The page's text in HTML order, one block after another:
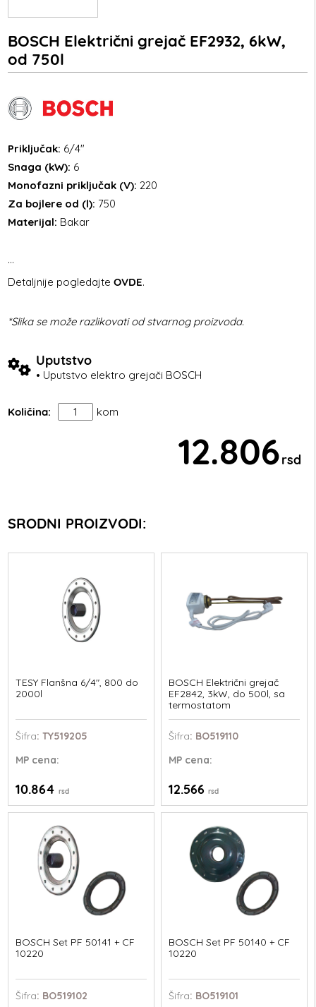
BOSCH Električni grejač EF2932, 6kW,
od 750l
Priključak: 6/4"
Snaga (kW): 6
Monofazni priključak (V): 220
Za bojlere od (l): 750
Materijal: Bakar
...
Detaljnije pogledajteOVDE.
*Slika se može razlikovati od stvarnog proizvoda.
Uputstvo
• Uputstvo elektro grejači BOSCH
Količina: kom
12.806rsd
SRODNI PROIZVODI:
TESY Flanšna 6/4", 800 do
2000l
Šifra: TY519205
MP cena:
10.864rsd
BOSCH Električni grejač
EF2842, 3kW, do 500l, sa
termostatom
Šifra: BO519110
MPcena:
12.566 rsd
BOSCH Set PF 50141 + CF
10220
Šifra: BO519102
BOSCH Set PF 50140 + CF
10220
Šifra: BO519101